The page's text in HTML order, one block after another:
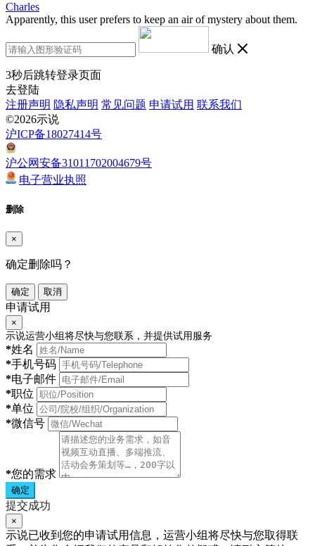
Charles
Apparently, this user prefers to keep an air of mystery about them.
确认
3秒后跳转登录页面
去登陆
注册声明 隐私声明 常见问题 申请试用 联系我们
©2026示说
沪ICP备18027414号
沪公网安备31011702004679号
电子营业执照
删除
×
确定删除吗？
确定 取消
申请试用
×
示说运营小组将尽快与您联系，并提供试用服务
*姓名
*手机号码
*电子邮件
*职位
*单位
*微信号
*您的需求
确定
提交成功
×
示说已收到您的申请试用信息，运营小组将尽快与您取得联